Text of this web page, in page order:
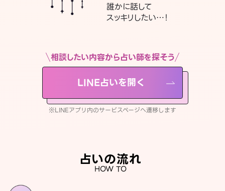
誰かに話して
スッキリしたい…！
相談したい内容から占い師を探そう
LINE占いを開く
※LINEアプリ内のサービスページへ遷移します
占いの流れ
HOW TO